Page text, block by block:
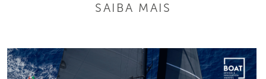
SAIBA MAIS